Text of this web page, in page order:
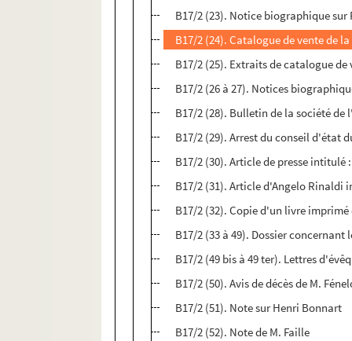
B17/2 (23). Notice biographique sur
B17/2 (24). Catalogue de vente de
B17/2 (25). Extraits de catalogue
B17/2 (26 à 27). Notices
B17/2 (28). Bulletin de la société
B17/2 (29). Arrest du conseil d'état
B17/2 (30). Article de presse intitulé
B17/2 (31). Article d'Angelo Rinaldi
B17/2 (32). Copie d'un livre
B17/2 (33 à 49). Dossier
B17/2 (49 bis à 49 ter). Lettres
B17/2 (50). Avis de décès de M.
B17/2 (51). Note sur Henri Bonnart
B17/2 (52). Note de M. Faille